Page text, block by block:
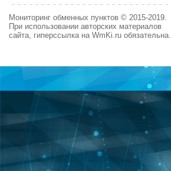
Мониторинг обменных пунктов © 2015-2019.
При использовании авторских материалов
сайта, гиперссылка на WmKi.ru обязательна.